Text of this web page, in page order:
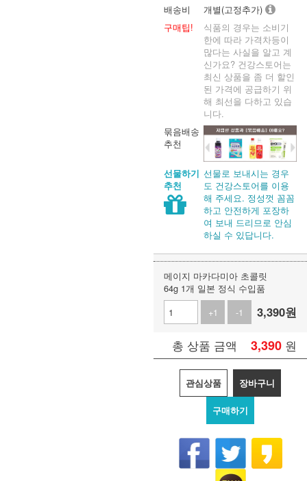
배송비
개별(고정추가)
구매팁!
식품의 경우는 소비기
한에 따라 가격차등이
많다는 사실을 알고 계
신가요? 건강스토어는
최신 상품을 좀 더 할인
된 가격에 공급하기 위
해 최선을 다하고 있습
니다.
묶음배송
추천
선물하기
추천
선물로 보내시는 경우
도 건강스토어를 이용
해 주세요. 정성껏 꼼꼼
하고 안전하게 포장하
여 보내 드리므로 안심
하실 수 있답니다.
메이지 마카다미아 초콜릿
64g 1개 일본 정식 수입품
+1
-1 3,390원
총 상품 금액 3,390 원
관심상품 장바구니
구매하기